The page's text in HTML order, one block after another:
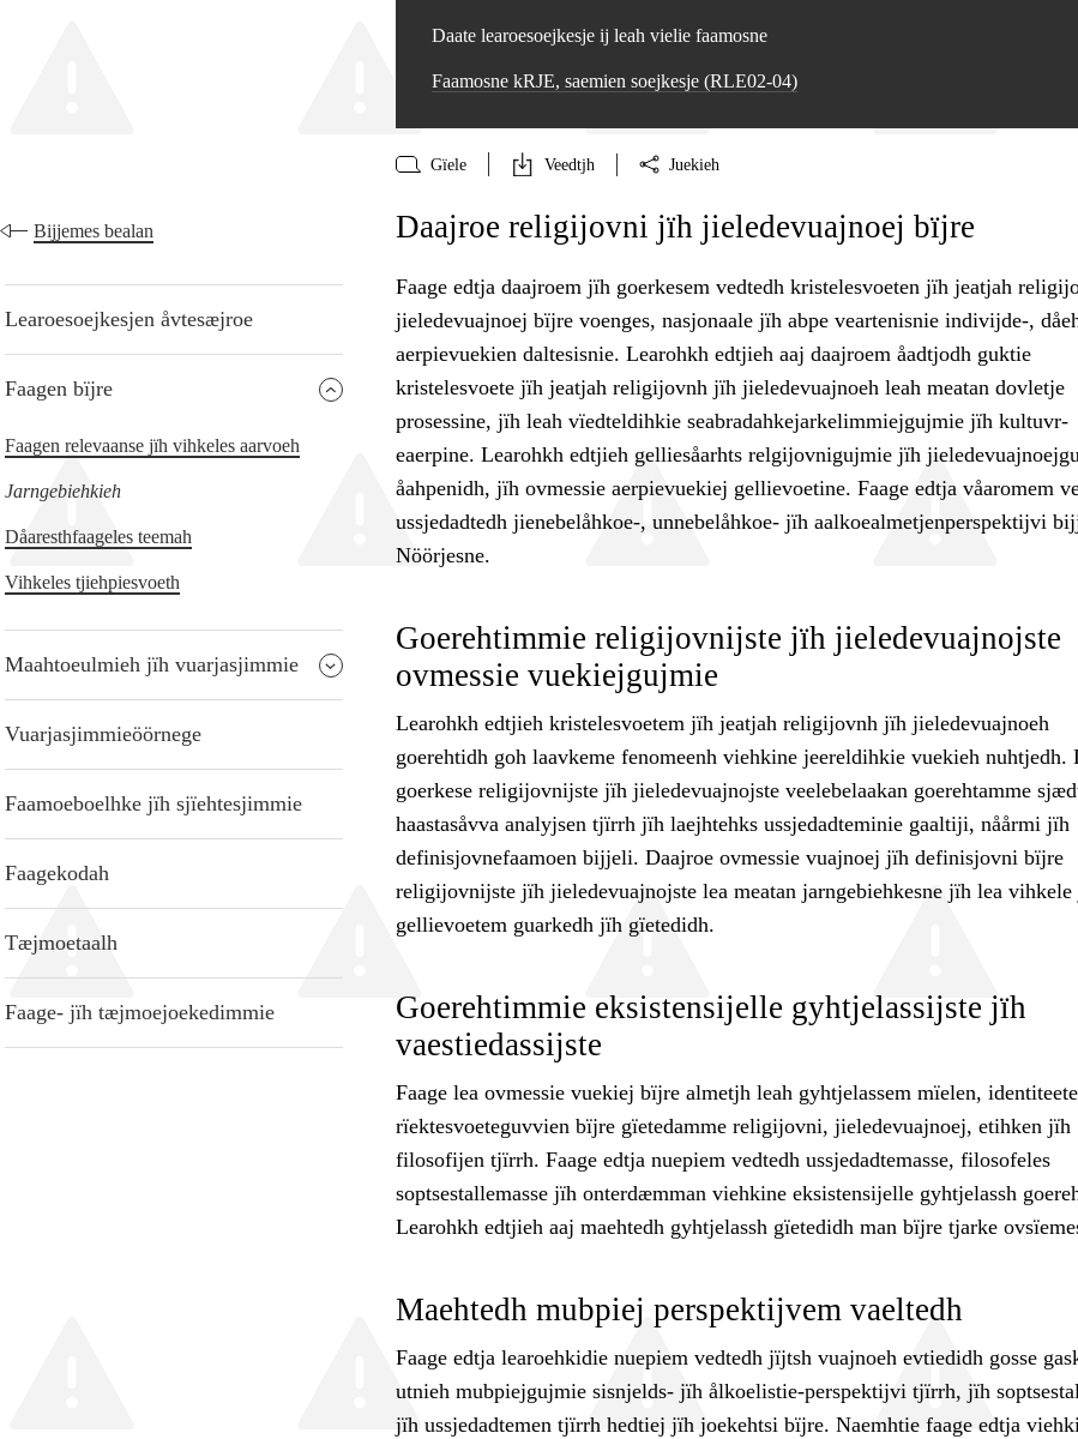
Daate learoesoejkesje ij leah vielie faamosne
Faamosne kRJE, saemien soejkesje (RLE02‑04)
Gïele Veedtjh Juekieh
Bijjemes bealan
Learoesoejkesjen åvtesæjroe
Faagen bïjre
Faagen relevaanse jïh vihkeles aarvoeh
Jarngebiehkieh
Dåaresthfaageles teemah
Vihkeles tjiehpiesvoeth
Maahtoeulmieh jïh vuarjasjimmie
Vuarjasjimmieöörnege
Faamoeboelhke jïh sjïehtesjimmie
Faagekodah
Tæjmoetaalh
Faage- jïh tæjmoejoekedimmie
Daajroe religijovni jïh jieledevuajnoej bïjre
Faage edtja daajroem jïh goerkesem vedtedh kristelesvoeten jïh jeatjah
jieledevuajnoej bïjre voenges, nasjonaale jïh abpe veartenisnie indivijde-,
aerpievuekien daltesisnie. Learohkh edtjieh aaj daajroem åadtjodh guktie
kristelesvoete jïh jeatjah religijovnh jïh jieledevuajnoeh leah meatan dovletje
prosessine, jïh leah vïedteldihkie seabradahkejarkelimmiejgujmie jïh kultuvr-
eaerpine. Learohkh edtjieh gelliesåarhts relgijovnigujmie jïh
åahpenidh, jïh ovmessie aerpievuekiej gellievoetine. Faage edtja våaromem
ussjedadtedh jienebelåhkoe-, unnebelåhkoe- jïh aalkoealmetjenperspektijvi
Nöörjesne.
Goerehtimmie religijovnijste jïh jieledevuajnojste
ovmessie vuekiejgujmie
Learohkh edtjieh kristelesvoetem jïh jeatjah religijovnh jïh jieledevuajnoeh
goerehtidh goh laavkeme fenomeenh viehkine jeereldihkie vuekieh nuhtjedh.
goerkese religijovnijste jïh jieledevuajnojste veelebelaakan goerehtamme
haastasåvva analyjsen tjïrrh jïh laejhtehks ussjedadteminie gaaltiji, nåårmi jïh
definisjovnefaamoen bijjeli. Daajroe ovmessie vuajnoej jïh definisjovni bïjre
religijovnijste jïh jieledevuajnojste lea meatan jarngebiehkesne jïh lea
gellievoetem guarkedh jïh gïetedidh.
Goerehtimmie eksistensijelle gyhtjelassijste jïh
vaestiedassijste
Faage lea ovmessie vuekiej bïjre almetjh leah gyhtjelassem mïelen,
rïektesvoeteguvvien bïjre gïetedamme religijovni, jieledevuajnoej, etihken jïh
filosofijen tjïrrh. Faage edtja nuepiem vedtedh ussjedadtemasse, filosofeles
soptsestallemasse jïh onterdæmman viehkine eksistensijelle gyhtjelassh
Learohkh edtjieh aaj maehtedh gyhtjelassh gïetedidh man bïjre tjarke
Maehtedh mubpiej perspektijvem vaeltedh
Faage edtja learoehkidie nuepiem vedtedh jïjtsh vuajnoeh evtiedidh gosse
utnieh mubpiejgujmie sisnjelds- jïh ålkoelistie-perspektijvi tjïrrh, jïh
jïh ussjedadtemen tjïrrh hedtiej jïh joekehtsi bïjre. Naemhtie faage edtja